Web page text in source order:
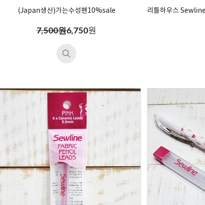
(Japan생산)가는수성펜10%sale
7,500원6,750원
리틀하우스